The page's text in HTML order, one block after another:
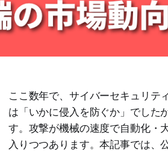
ここ数年で、サイバーセキュリテ
は「いかに侵入を防ぐか」でした
す。攻撃が機械の速度で自動化・
入りつつあります。本記事では、